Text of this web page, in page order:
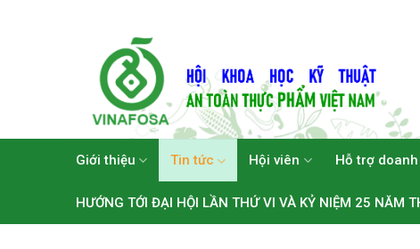
Giới thiệu Tin tức Hội viên Hỗ trợ
HƯỚNG TỚI ĐẠI HỘI LẦN THỨ VI VÀ KỶ NIỆM 25